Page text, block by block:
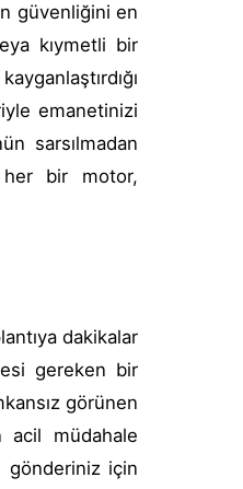
güvenliğini en
kıymetli bir
emanetinizi
sarsılmadan
bir motor,
dakikalar
gereken bir
görünen
acil müdahale
gönderiniz için